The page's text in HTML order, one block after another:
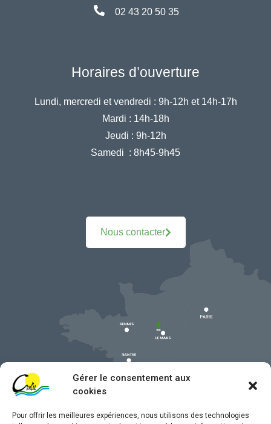
Gérer le consentement aux
cookies
Pour offrir les meilleures expériences, nous utilisons des technologies
02 43 20 50 35
Horaires d’ouverture
Lundi, mercredi et vendredi : 9h-12h et 14h-17h
Mardi : 14h-18h
Jeudi : 9h-12h
Samedi : 8h45-9h45
Nous contacter